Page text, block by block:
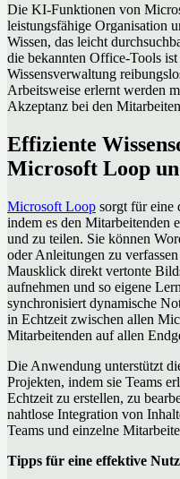
Die KI-Funktionen von
leistungsfähige Organisation
Wissen, das leicht
die bekannten Office-Tools
Wissensverwaltung
Arbeitsweise erlernt werden
Akzeptanz bei den
Effiziente
Microsoft Loop
Microsoft Loop sorgt für eine
indem es den Mitarbeitenden
und zu teilen. Sie können
oder Anleitungen zu
Mausklick direkt vertonte
aufnehmen und so eigene
synchronisiert dynamische
in Echtzeit zwischen allen
Mitarbeitenden auf allen
Die Anwendung unterstützt
Projekten, indem sie Teams
Echtzeit zu erstellen, zu
nahtlose Integration von
Teams und einzelne
Tipps für eine effektive